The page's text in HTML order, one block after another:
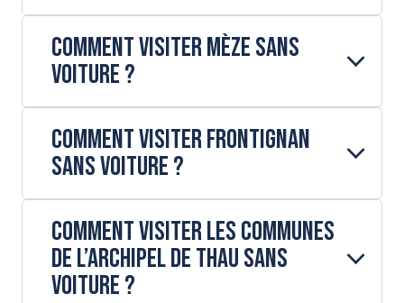
Comment visiter Mèze sans
voiture ?
Comment visiter Frontignan
sans voiture ?
Comment visiter les communes
de l’Archipel de Thau sans
voiture ?